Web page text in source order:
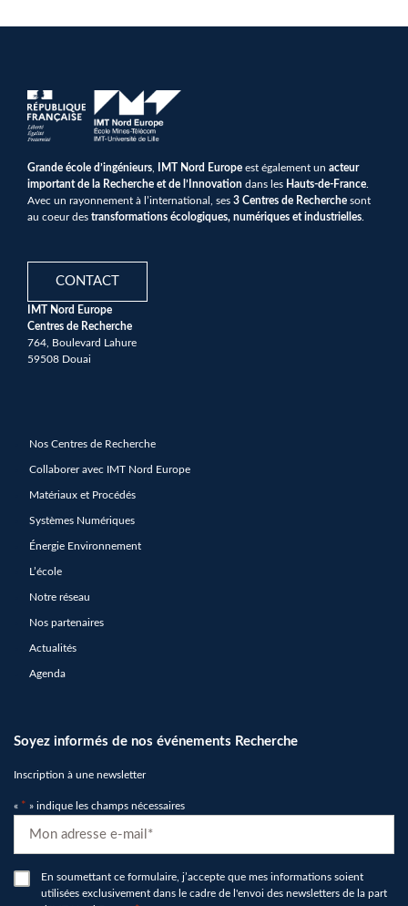
Grande école d’ingénieurs IMT Nord Europe est également un acteur
important de la Recherche et de l’Innovation dans les Hauts-de-France
Avec un rayonnement à l’international, ses 3 Centres de Recherche sont
au coeur des transformations écologiques, numériques et industrielles
CONTACT
IMT Nord Europe
Centres de Recherche
764, Boulevard Lahure
59508 Douai
Nos Centres de Recherche
Collaborer avec IMT Nord Europe
Matériaux et Procédés
Systèmes Numériques
Énergie Environnement
L’école
Notre réseau
Nos partenaires
Actualités
Agenda
Soyez informés de nos événements Recherche
Inscription à une newsletter
« * » indique les champs nécessaires
*
RGPDEn soumettant ce formulaire, j’accepte que mes informations soient
utilisées exclusivement dans le cadre de l'envoi des newsletters de la part